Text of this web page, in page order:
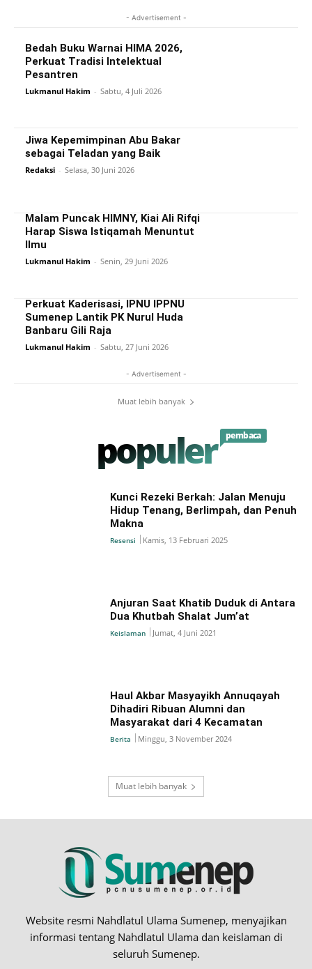
- Advertisement -
Bedah Buku Warnai HIMA 2026,
Perkuat Tradisi Intelektual
Pesantren
Lukmanul Hakim - Sabtu, 4 Juli 2026
Jiwa Kepemimpinan Abu Bakar
sebagai Teladan yang Baik
Redaksi - Selasa, 30 Juni 2026
Malam Puncak HIMNY, Kiai Ali Rifqi
Harap Siswa Istiqamah Menuntut
Ilmu
Lukmanul Hakim - Senin, 29 Juni 2026
Perkuat Kaderisasi, IPNU IPPNU
Sumenep Lantik PK Nurul Huda
Banbaru Gili Raja
Lukmanul Hakim - Sabtu, 27 Juni 2026
- Advertisement -
Muat lebih banyak
populer pembaca
Kunci Rezeki Berkah: Jalan Menuju
Hidup Tenang, Berlimpah, dan Penuh
Makna
Resensi Kamis, 13 Februari 2025
Anjuran Saat Khatib Duduk di Antara
Dua Khutbah Shalat Jum’at
Keislaman Jumat, 4 Juni 2021
Haul Akbar Masyayikh Annuqayah
Dihadiri Ribuan Alumni dan
Masyarakat dari 4 Kecamatan
Berita Minggu, 3 November 2024
Muat lebih banyak
Website resmi Nahdlatul Ulama Sumenep, menyajikan
informasi tentang Nahdlatul Ulama dan keislaman di
seluruh Sumenep.